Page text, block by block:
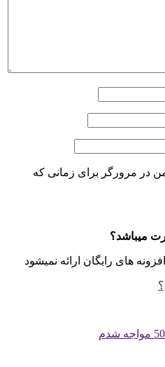
در مرورگر برای زمانی که
میباشد؟
های رایگان ارائه نمیشود